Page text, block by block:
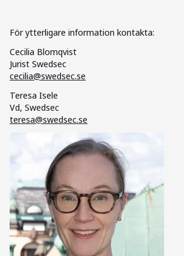
För ytterligare information kontakta:
Cecilia Blomqvist
Jurist Swedsec
cecilia@swedsec.se
Teresa Isele
Vd, Swedsec
teresa@swedsec.se